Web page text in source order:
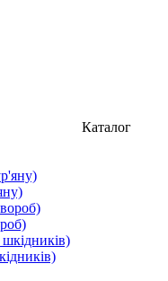
Каталог